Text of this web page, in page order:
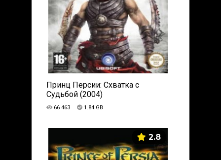
Принц Персии: Схватка с
Судьбой (2004)
66 463 1.84 GB
2.8